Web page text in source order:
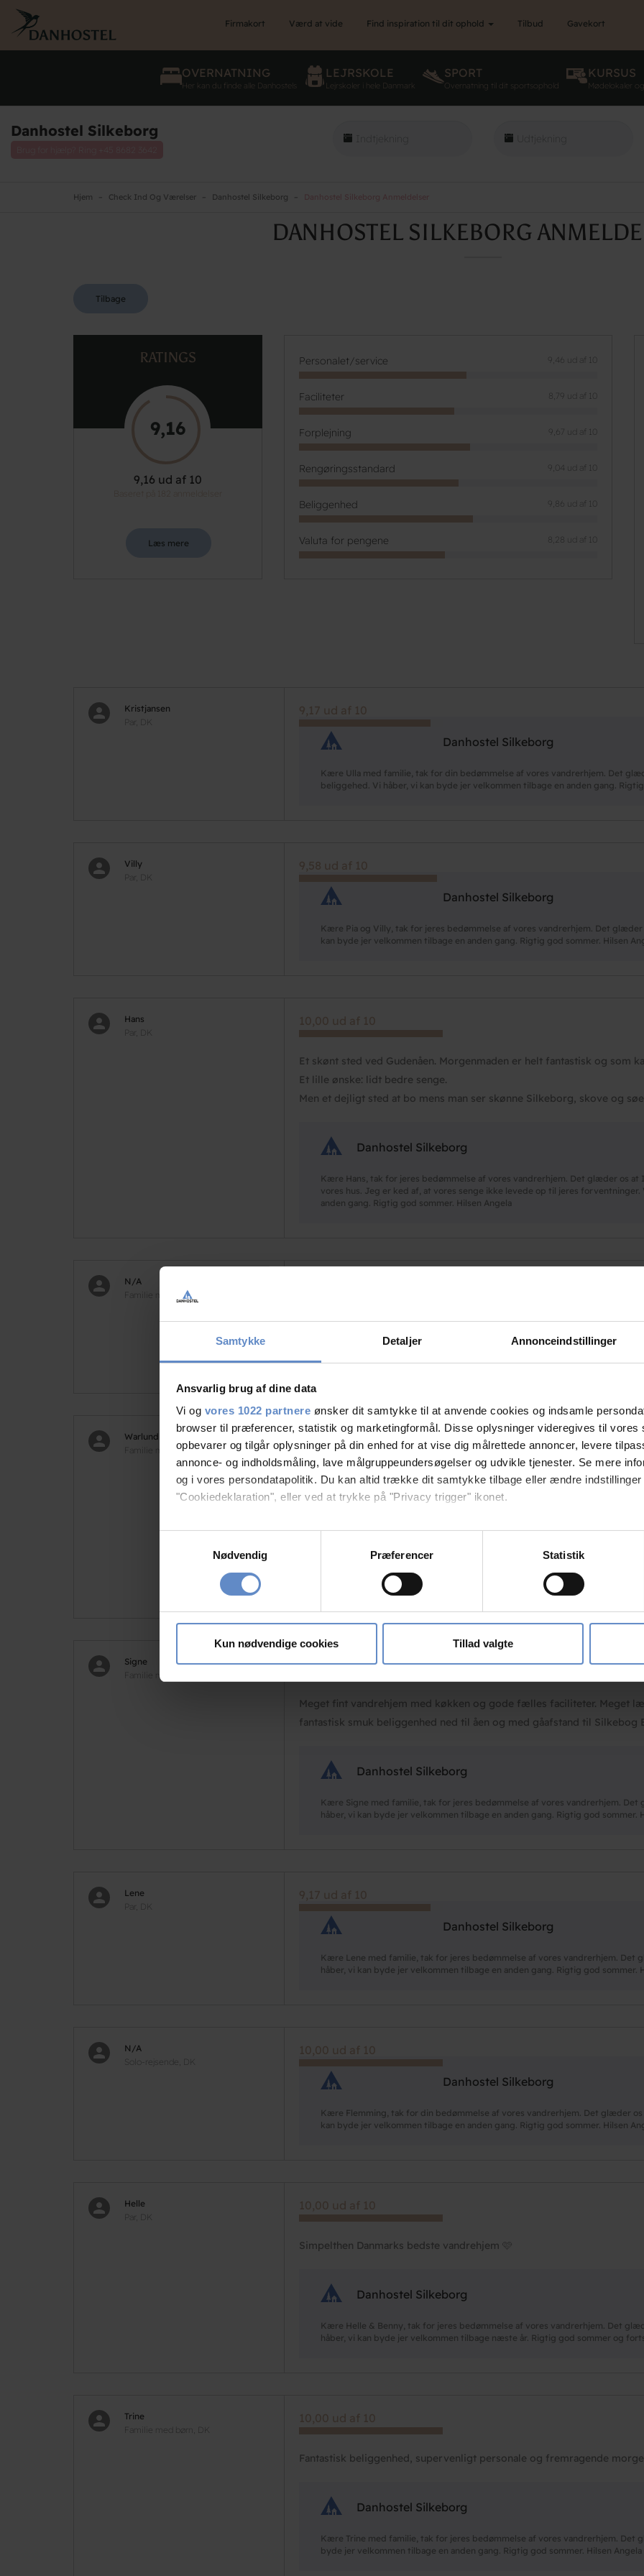
Samtykke Detaljer Annonceindstillinger
Ansvarlig brug af dine data
Vi og vores 1022 partnere ønsker dit samtykke til at anvende cookies og indsamle
browser til præferencer, statistik og marketingformål. Disse oplysninger videregives til vores
opbevarer og tilgår oplysninger på din enhed for at vise dig målrettede annoncer, levere
annonce- og indholdsmåling, lave målgruppeundersøgelser og udvikle tjenester. Se mere
og i vores persondatapolitik. Du kan altid trække dit samtykke tilbage eller ændre indstillinger
"Cookiedeklaration", eller ved at trykke på "Privacy trigger" ikonet.
Hvis du tillader det, vil vi også gerne:
Indsamle præcise oplysninger om din placering, der kan være nøjagtig inden for få
Dine valg anvendes på hele websitet.
Vi bruger cookies til at tilpasse vores indhold og annoncer, til at vise dig funktioner til sociale
vores trafik. Vi deler også oplysninger om din brug af vores hjemmeside med vores partnere
Nødvendig
Præferencer Statistik
Kun nødvendige cookies Tillad valgte
main
content
Firmakort Værd at vide Find inspiration til dit ophold Tilbud Gavekort
OVERNATNING
Her kan du finde alle Danhostels
LEJRSKOLE
Lejrskoler i hele Danmark
SPORT
Overnatning til dit sportsophold
KURSUS
Mødelokaler
Danhostel Silkeborg
Hjem Check Ind Og Værelser Danhostel Silkeborg
DANHOSTEL SILKEBORG
Tilbage
RATINGS
9,16
9,16 ud af 10
Læs mere
Personalet/service 9,46 ud af 10
Faciliteter 8,79 ud af 10
Forplejning 9,67 ud af 10
Rengøringsstandard 9,04 ud af 10
Beliggenhed 9,86 ud af 10
Valuta for pengene 8,28 ud af 10
Kristjansen
Par, DK
9,17 ud af 10
Danhostel Silkeborg
Kære Ulla med familie, tak for din bedømmelse af vores vandrerhjem. Det
beliggehed. Vi håber, vi kan byde jer velkommen tilbage en anden gang.
Villy
Par, DK
9,58 ud af 10
Danhostel Silkeborg
Kære Pia og Villy, tak for jeres bedømmelse af vores vandrerhjem. Det
kan byde jer velkommen tilbage en anden gang. Rigtig god sommer. Hilsen
Hans
Par, DK
10,00 ud af 10
Et skønt sted ved Gudenåen. Morgenmaden er helt fantastisk og som
Et lille ønske: lidt bedre senge.
Men et dejligt sted at bo mens man ser skønne Silkeborg, skove og
Danhostel Silkeborg
Kære Hans, tak for jeres bedømmelse af vores vandrerhjem. Det glæder os
vores hus. Jeg er ked af, at vores senge ikke levede op til jeres
anden gang. Rigtig god sommer. Hilsen Angela
N/A
Familie med børn, DK
Kære Britt, tak for jeres bedømmelse af vores vandrerhjem. Det glæder os at
Warlund
Familie med børn, DK
10,00 ud af 10
Søde og smilende personale. Dejlig morgenmad.
Danhostel Silkeborg
Kære Peter med familie, tak for jeres bedømmelse af vores vandrerhjem.
ikke mindst vores morgenbuffet og service. Vi håber, vi kan byde jer
Signe
Familie med børn, DK
9,17 ud af 10
Meget fint vandrehjem med køkken og gode fælles faciliteter. Meget
fantastisk smuk beliggenhed ned til åen og med gåafstand til Silkebog
Danhostel Silkeborg
Kære Signe med familie, tak for jeres bedømmelse af vores vandrerhjem.
håber, vi kan byde jer velkommen tilbage en anden gang. Rigtig god sommer.
Lene
Par, DK
9,17 ud af 10
Danhostel Silkeborg
Kære Lene med familie, tak for jeres bedømmelse af vores vandrerhjem. Det
håber, vi kan byde jer velkommen tilbage en anden gang. Rigtig god sommer.
N/A
Solo-rejsende, DK
10,00 ud af 10
Danhostel Silkeborg
Kære Flemming, tak for din bedømmelse af vores vandrerhjem. Det glæder
kan byde jer velkommen tilbage en anden gang. Rigtig god sommer. Hilsen
Helle
Par, DK
10,00 ud af 10
Simpelthen Danmarks bedste vandrehjem 🩷
Danhostel Silkeborg
Kære Helle & Benny, tak for jeres bedømmelse af vores vandrerhjem. Det
håber, vi kan byde jer velkommen tilbage næste år. Rigtig god sommer og
Trine
Familie med børn, DK
10,00 ud af 10
Fantastisk beliggenhed, supervenligt personale og fremragende
Danhostel Silkeborg
Kære Trine med familie, tak for jeres bedømmelse af vores vandrerhjem. Det
byde jer velkommen tilbage en anden gang. Rigtig god sommer. Hilsen Angela